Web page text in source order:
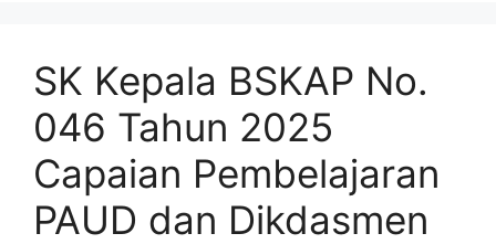
SK Kepala BSKAP No.
046 Tahun 2025
Capaian Pembelajaran
PAUD dan Dikdasmen